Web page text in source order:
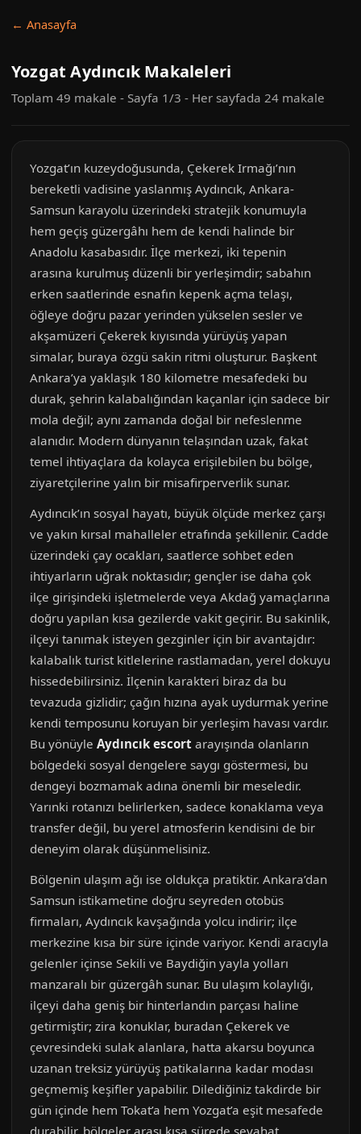
← Anasayfa
Yozgat Aydıncık Makaleleri
Toplam 49 makale - Sayfa 1/3 - Her sayfada 24 makale
Yozgat’ın kuzeydoğusunda, Çekerek Irmağı’nın
bereketli vadisine yaslanmış Aydıncık, Ankara-
Samsun karayolu üzerindeki stratejik konumuyla
hem geçiş güzergâhı hem de kendi halinde bir
Anadolu kasabasıdır. İlçe merkezi, iki tepenin
arasına kurulmuş düzenli bir yerleşimdir; sabahın
erken saatlerinde esnafın kepenk açma telaşı,
öğleye doğru pazar yerinden yükselen sesler ve
akşamüzeri Çekerek kıyısında yürüyüş yapan
simalar, buraya özgü sakin ritmi oluşturur. Başkent
Ankara’ya yaklaşık 180 kilometre mesafedeki bu
durak, şehrin kalabalığından kaçanlar için sadece bir
mola değil; aynı zamanda doğal bir nefeslenme
alanıdır. Modern dünyanın telaşından uzak, fakat
temel ihtiyaçlara da kolayca erişilebilen bu bölge,
ziyaretçilerine yalın bir misafirperverlik sunar.
Aydıncık’ın sosyal hayatı, büyük ölçüde merkez çarşı
ve yakın kırsal mahalleler etrafında şekillenir. Cadde
üzerindeki çay ocakları, saatlerce sohbet eden
ihtiyarların uğrak noktasıdır; gençler ise daha çok
ilçe girişindeki işletmelerde veya Akdağ yamaçlarına
doğru yapılan kısa gezilerde vakit geçirir. Bu sakinlik,
ilçeyi tanımak isteyen gezginler için bir avantajdır:
kalabalık turist kitlelerine rastlamadan, yerel dokuyu
hissedebilirsiniz. İlçenin karakteri biraz da bu
tevazuda gizlidir; çağın hızına ayak uydurmak yerine
kendi temposunu koruyan bir yerleşim havası vardır.
Bu yönüyle Aydıncık escort arayışında olanların
bölgedeki sosyal dengelere saygı göstermesi, bu
dengeyi bozmamak adına önemli bir meseledir.
Yarınki rotanızı belirlerken, sadece konaklama veya
transfer değil, bu yerel atmosferin kendisini de bir
deneyim olarak düşünmelisiniz.
Bölgenin ulaşım ağı ise oldukça pratiktir. Ankara’dan
Samsun istikametine doğru seyreden otobüs
firmaları, Aydıncık kavşağında yolcu indirir; ilçe
merkezine kısa bir süre içinde variyor. Kendi aracıyla
gelenler içinse Sekili ve Baydiğin yayla yolları
manzaralı bir güzergâh sunar. Bu ulaşım kolaylığı,
ilçeyi daha geniş bir hinterlandın parçası haline
getirmiştir; zira konuklar, buradan Çekerek ve
çevresindeki sulak alanlara, hatta akarsu boyunca
uzanan treksiz yürüyüş patikalarına kadar modası
geçmemiş keşifler yapabilir. Dilediğiniz takdirde bir
gün içinde hem Tokat’a hem Yozgat’a eşit mesafede
durabilir, bölgeler arası kısa sürede seyahat